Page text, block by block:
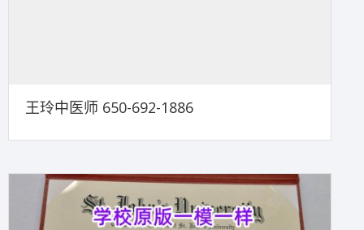
王玲中医师 650-692-1886